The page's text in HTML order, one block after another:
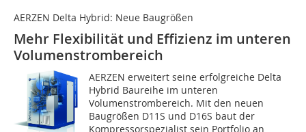
AERZEN Delta Hybrid: Neue Baugrößen
Mehr Flexibilität und Effizienz im unteren
Volumenstrombereich
AERZEN erweitert seine erfolgreiche Delta
Hybrid Baureihe im unteren
Volumenstrombereich. Mit den neuen
Baugrößen D11S und D16S baut der
Kompressorspezialist sein Portfolio an